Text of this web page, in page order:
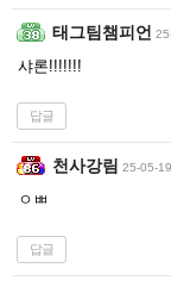
태그팀챔피언
샤론!!!!!!!
답글
천사강림 25-05-
ㅇㅃ
답글